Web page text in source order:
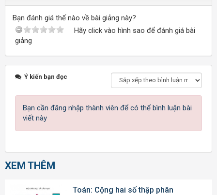
Bạn đánh giá thế nào về bài giảng này?
Hãy click vào hình sao để đánh giá bài
giảng
Ý kiến bạn đọc
Bạn cần đăng nhập thành viên để có thể bình luận bài
viết này
XEM THÊM
Toán: Cộng hai số thập phân